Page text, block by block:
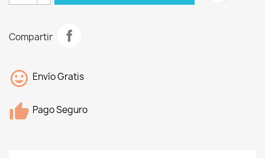
Compartir
Envío Gratis
Pago Seguro